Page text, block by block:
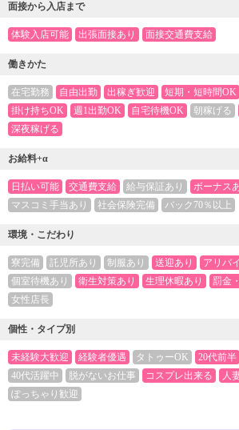
面接から入店まで
体験入店可能 出張面接あり 面接交通費支給
働きかた
在宅勤務 自由出勤 出稼ぎ歓迎 短期・短時間OK
掛け持ちOK
週1出勤OK 自宅待機OK 朝稼げる
深夜稼げる
お給料+α
日払い可能 交通費支給 給与保証あり ボーナス
マスコミ手当あり
社会保険完備 バック70％以上
環境・こだわり
寮完備 託児所あり 制服あり 送迎あり
アリバ
個室待機あり
衛生対策あり 生理休暇あり 罰金
女性店長
個性・タイプ別
未経験大歓迎 経験者優遇 タトゥーOK 20代前半
40代活躍中
脱がないお仕事 コスプレ出来る
人
ぽっちゃり歓迎